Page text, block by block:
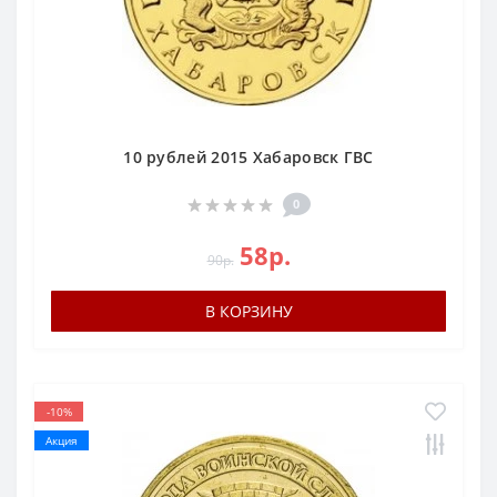
10 рублей 2015 Хабаровск ГВС
0
90р. 58р.
В КОРЗИНУ
-10%
Акция